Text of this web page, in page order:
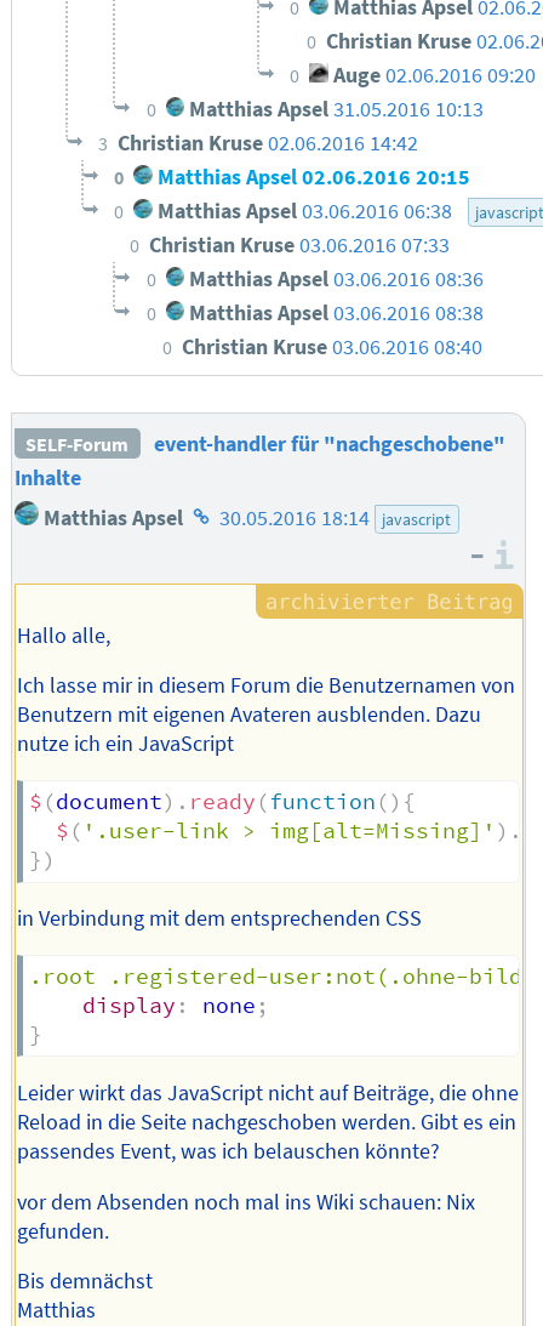
0 Matthias Apsel
0 Christian Kruse
0 Auge02.06.2016 09:20
0 Matthias Apsel31.05.2016 10:13
3 Christian Kruse02.06.2016 14:42
0 Matthias Apsel02.06.2016 20:15
0 Matthias Apsel03.06.2016 06:38
0 Christian Kruse03.06.2016 07:33
0 Matthias Apsel03.06.2016 08:36
0 Matthias Apsel03.06.2016 08:38
0 Christian Kruse03.06.2016 08:40
SELF-Forum
event-handler für "nachgeschobene"
Inhalte
Matthias Apsel Homepage
Autors
30.05.2016 18:14 javascript
–
Hallo alle,
Ich lasse mir in diesem Forum die Benutzernamen von
Benutzern mit eigenen Avateren ausblenden. Dazu
nutze ich ein JavaScript
$ (document) . ready (function () {
$ ( '.user-link > img[alt=Missing]' ) .
})
in Verbindung mit dem entsprechenden CSS
.root .registered-user:not(.ohne-
display : none ;
}
Leider wirkt das JavaScript nicht auf Beiträge, die ohne
Reload in die Seite nachgeschoben werden. Gibt es ein
passendes Event, was ich belauschen könnte?
vor dem Absenden noch mal ins Wiki schauen: Nix
gefunden.
Bis demnächst
Matthias